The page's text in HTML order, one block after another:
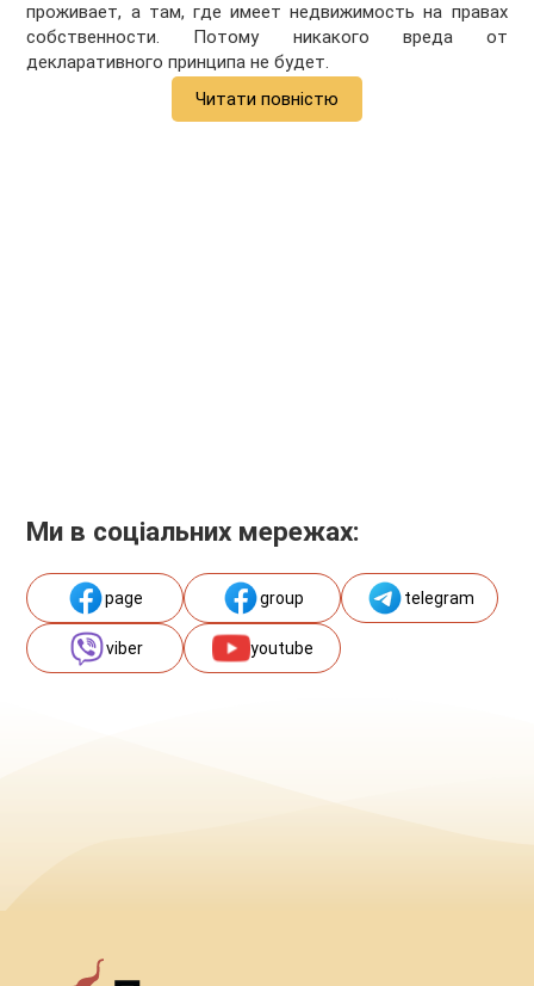
проживает, а там, где имеет недвижимость на правах
собственности. Потому никакого вреда от
декларативного принципа не будет.
Читати повністю
Ми в соціальних мережах:
page group telegram
viber youtube